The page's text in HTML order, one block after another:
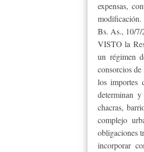
expensas,
modificación.
Bs. As., 10/7/
VISTO la
un régimen
consorcios
los importes
determinan
chacras,
complejo
obligaciones
incorporar